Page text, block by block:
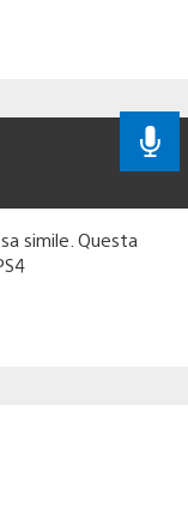
simile. Questa